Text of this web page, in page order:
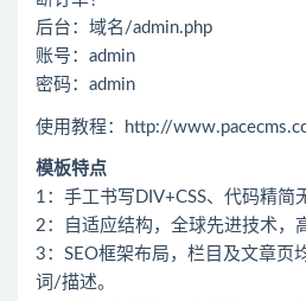
后台：域名/admin.php
账号：admin
密码：admin
使用教程：http://
模板特点
1：手工书写DIV+CSS、代码精简
2：自适应结构，全球先进技术，
3：SEO框架布局，栏目及文章页
词/描述。